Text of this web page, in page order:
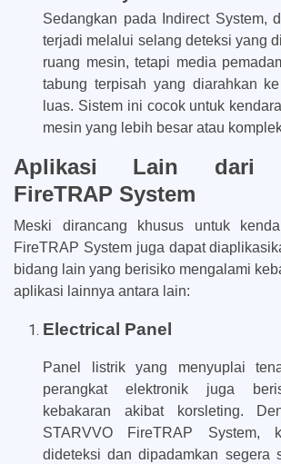
Sedangkan pada Indirect System,
terjadi melalui selang deteksi yang
ruang mesin, tetapi media
tabung terpisah yang diarahkan
luas. Sistem ini cocok untuk
mesin yang lebih besar atau
Aplikasi Lain dari
FireTRAP System
Meski dirancang khusus untuk
FireTRAP System juga dapat
bidang lain yang berisiko mengalami
aplikasi lainnya antara lain:
Electrical Panel
Panel listrik yang menyuplai
perangkat elektronik juga
kebakaran akibat korsleting.
STARVVO FireTRAP System,
dideteksi dan dipadamkan segera